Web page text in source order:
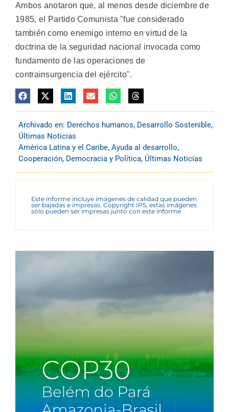
Ambos anotaron que, al menos desde diciembre de
1985, el Partido Comunista "fue considerado
también como enemigo interno en virtud de la
doctrina de la seguridad nacional invocada como
fundamento de las operaciones de
contrainsurgencia del ejército".
Archivado en: Derechos humanos, Desarrollo Sostenible,
Últimas Noticias
América Latina y el Caribe, Ayuda al desarrollo,
Cooperación, Democracia y Política, Últimas Noticias
Este informe incluye imágenes de calidad que pueden
ser bajadas e impresas. Copyright IPS, estas imágenes
sólo pueden ser impresas junto con este informe